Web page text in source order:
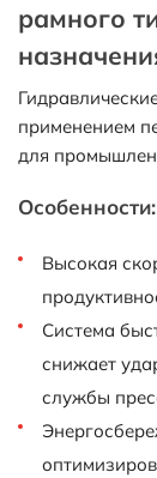
рамного
применением
для
Особенности:
Высокая
Система
снижает
службы